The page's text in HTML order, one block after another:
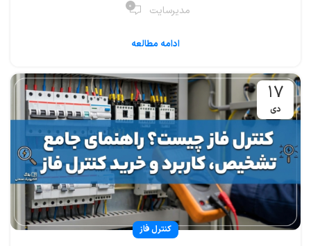
مدیرسایت ۰
ادامه مطالعه
۱۷
دی
کنترل فاز